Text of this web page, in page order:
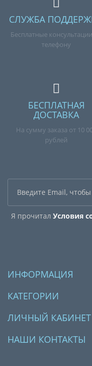
СЛУЖБА
Бесплатные
телефону
БЕСПЛАТНАЯ
ДОСТАВКА
На сумму заказа от 10
рублей
Я прочитал Условия
ИНФОРМАЦИЯ
КАТЕГОРИИ
ЛИЧНЫЙ КАБИНЕТ
НАШИ КОНТАКТЫ